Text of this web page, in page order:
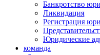
Банкротство
Ликвидация
Регистрация
Юридические
команда